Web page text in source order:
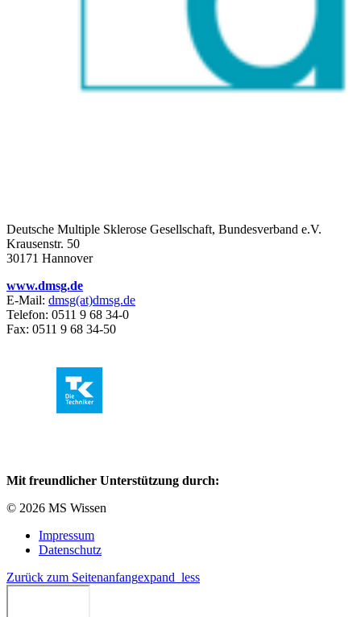
Deutsche Multiple Sklerose Gesellschaft, Bundesverband e.V.
Krausenstr. 50
30171 Hannover
www.dmsg.de
E-Mail: dmsg(at)dmsg.de
Telefon: 0511 9 68 34-0
Fax: 0511 9 68 34-50
Mit freundlicher Unterstützung durch:
© 2026 MS Wissen
Impressum
Datenschutz
Zurück zum Seitenanfangexpand_less